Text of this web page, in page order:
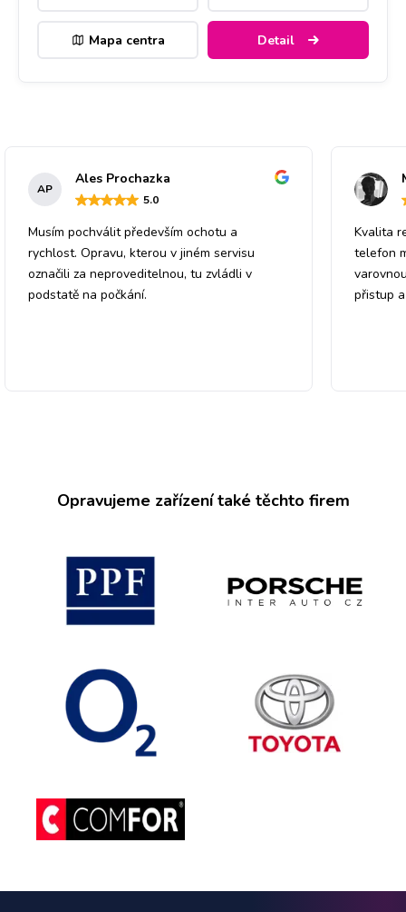
Mapa centra Detail
AP
Ales Prochazka
5.0
Musím pochválit především ochotu a
rychlost. Opravu, kterou v jiném servisu
označili za neproveditelnou, tu zvládli v
podstatě na počkání.
Kvalita
telefon
přistup
Opravujeme zařízení také těchto firem